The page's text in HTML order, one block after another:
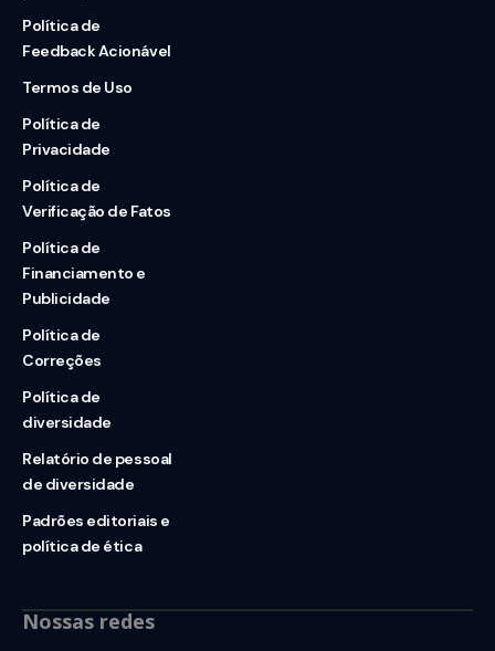
Política de
Feedback Acionável
Termos de Uso
Política de
Privacidade
Política de
Verificação de Fatos
Política de
Financiamento e
Publicidade
Política de
Correções
Política de
diversidade
Relatório de pessoal
de diversidade
Padrões editoriais e
política de ética
Nossas redes